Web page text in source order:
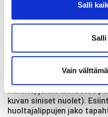
Salli
Vain
parkkipaikalta (oheisen
Esiintyjät sekä heidän
viereltä, jonne laskeutuu
kuvan siniset nuolet).
huoltajalippujen jako